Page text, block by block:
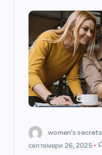
women's secrets
септември 26, 2025